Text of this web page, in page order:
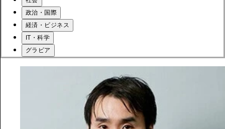
政治・国際
経済・ビジネス
IT・科学
グラビア